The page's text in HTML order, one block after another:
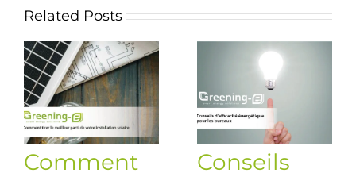
Related Posts
Comment
Conseils